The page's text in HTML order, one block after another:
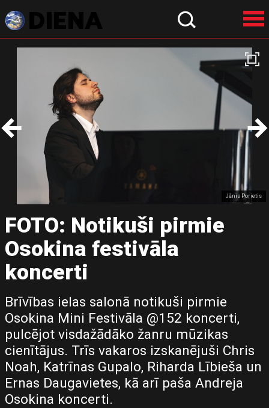
Jānis Porietis
FOTO: Notikuši pirmie
Osokina festivāla
koncerti
Brīvības ielas salonā notikuši pirmie
Osokina Mini Festivāla @152 koncerti,
pulcējot visdažādāko žanru mūzikas
cienītājus. Trīs vakaros izskanējuši Chris
Noah, Katrīnas Gupalo, Riharda Lībieša un
Ernas Daugavietes, kā arī paša Andreja
Osokina koncerti.